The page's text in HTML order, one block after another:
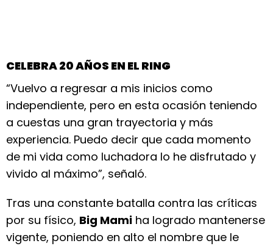
CELEBRA 20 AÑOS EN EL RING
“Vuelvo a regresar a mis inicios como
independiente, pero en esta ocasión teniendo
a cuestas una gran trayectoria y más
experiencia. Puedo decir que cada momento
de mi vida como luchadora lo he disfrutado y
vivido al máximo”, señaló.
Tras una constante batalla contra las críticas
por su físico, Big Mami ha logrado mantenerse
vigente, poniendo en alto el nombre que le